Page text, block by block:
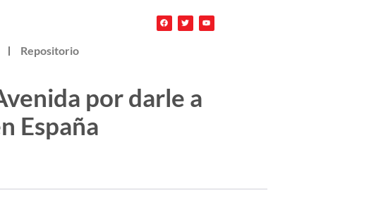
Repositorio
por darle a
España